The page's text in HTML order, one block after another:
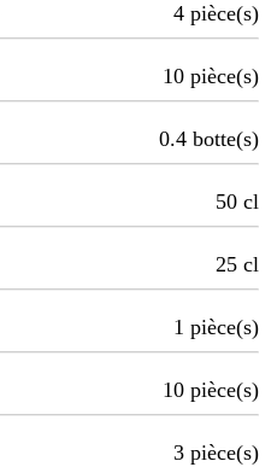
4 pièce(s)
10 pièce(s)
0.4 botte(s)
50 cl
25 cl
1 pièce(s)
10 pièce(s)
3 pièce(s)